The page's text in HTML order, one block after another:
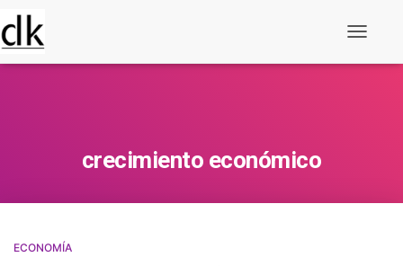
crecimiento económico
ECONOMÍA